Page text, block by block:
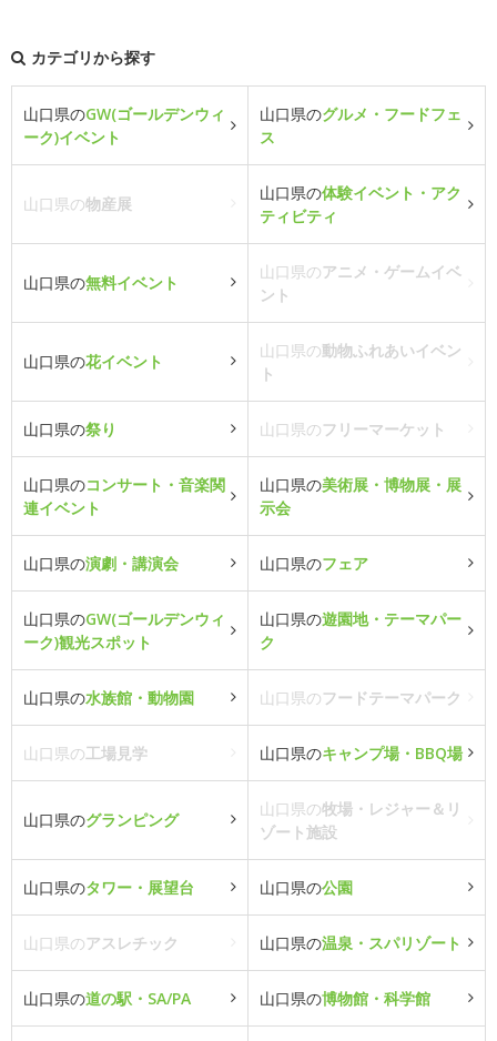
カテゴリから探す
山口県のGW(ゴールデンウィ
ーク)イベント
山口県のグルメ・フードフェ
ス
山口県の物産展
山口県の体験イベント・アク
ティビティ
山口県の無料イベント
山口県のアニメ・ゲームイベ
ント
山口県の花イベント
山口県の動物ふれあいイベン
ト
山口県の祭り 山口県のフリーマーケット
山口県のコンサート・音楽関
連イベント
山口県の美術展・博物展・展
示会
山口県の演劇・講演会 山口県のフェア
山口県のGW(ゴールデンウィ
ーク)観光スポット
山口県の遊園地・テーマパー
ク
山口県の水族館・動物園 山口県のフードテーマパーク
山口県の工場見学 山口県のキャンプ場・BBQ場
山口県のグランピング
山口県の牧場・レジャー＆リ
ゾート施設
山口県のタワー・展望台 山口県の公園
山口県のアスレチック 山口県の温泉・スパリゾート
山口県の道の駅・SA/PA 山口県の博物館・科学館